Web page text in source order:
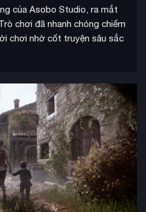
của Asobo Studio, ra mắt
chơi đã nhanh chóng chiếm
chơi nhờ cốt truyện sâu sắc